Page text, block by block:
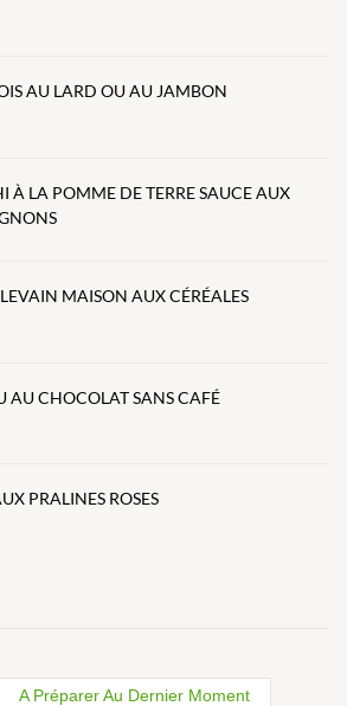
AU LARD OU AU JAMBON
À LA POMME DE TERRE SAUCE AUX
MAISON AUX CÉRÉALES
AU CHOCOLAT SANS CAFÉ
PRALINES ROSES
A Préparer Au Dernier Moment